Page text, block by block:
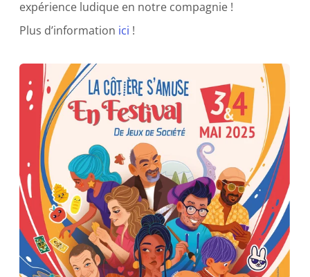
expérience ludique en notre compagnie !
Plus d’information ici !